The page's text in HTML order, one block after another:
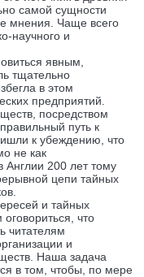
самой сущности
мнения. Чаще всего
научного и
явным,
тщательно
в этом
предприятий.
посредством
путь к
к убеждению, что
не как
Англии 200 лет тому
цепи тайных
и тайных
что
читателям
и
Наша задача
в том, чтобы, по мере